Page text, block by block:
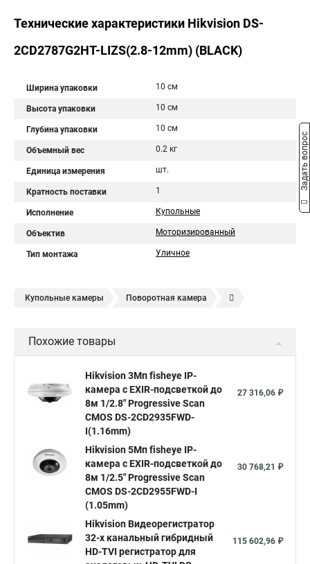
Технические характеристики Hikvision DS-
2CD2787G2HT-LIZS(2.8-12mm) (BLACK)
Ширина упаковки 10 см
Высота упаковки 10 см
Глубина упаковки 10 см
Объемный вес 0.2 кг
Единица измерения шт.
Кратность поставки 1
Исполнение Купольные
Объектив Моторизированный
Тип монтажа Уличное
Купольные камеры Поворотная камера
Камера видеонаблюдения hikvision
Hikvision купить Hikvision уличная ip камера
Hikvision poe
Hikvision 2 8 mm Hikvision camera Hikvision 2cd1148 i b
Видеонаблюдение Ip видеокамеры
Hikvision 2cd2142fwd
Hikvision ds 2cd1148 hikvision ds 2cd1148 i b
hikvision ds 2cd2042wd i Видеокамера hikvision
Похожие товары
Hikvision 3Мп fisheye IP-
камера c EXIR-подсветкой до
8м 1/2.8" Progressive Scan
CMOS DS-2CD2935FWD-
I(1.16mm)
27 316,06 ₽
Hikvision 5Мп fisheye IP-
камера c EXIR-подсветкой до
8м 1/2.5" Progressive Scan
CMOS DS-2CD2955FWD-I
(1.05mm)
30 768,21 ₽
Hikvision Видеорегистратор
32-х канальный гибридный
HD-TVI регистратор для
115 602,96 ₽
Задать вопрос